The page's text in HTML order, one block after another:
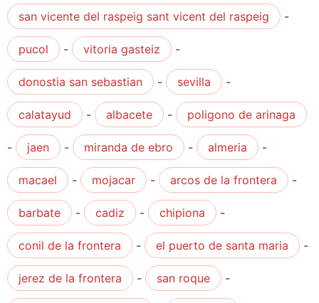
san vicente del raspeig sant vicent del raspeig -
pucol - vitoria gasteiz -
donostia san sebastian - sevilla -
calatayud - albacete - poligono de arinaga
- jaen - miranda de ebro - almeria -
macael - mojacar - arcos de la frontera -
barbate - cadiz - chipiona -
conil de la frontera - el puerto de santa maria -
jerez de la frontera - san roque -